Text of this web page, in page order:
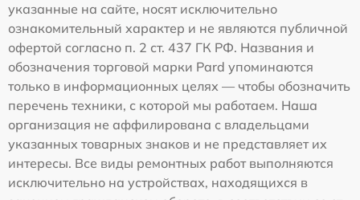
указанные на сайте, носят исключительно
ознакомительный характер и не являются публичной
офертой согласно п. 2 ст. 437 ГК РФ. Названия и
обозначения торговой марки Pard упоминаются
только в информационных целях — чтобы обозначить
перечень техники, с которой мы работаем. Наша
организация не аффилирована с владельцами
указанных товарных знаков и не представляет их
интересы. Все виды ремонтных работ выполняются
исключительно на устройствах, находящихся в